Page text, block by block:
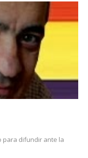
para difundir ante la